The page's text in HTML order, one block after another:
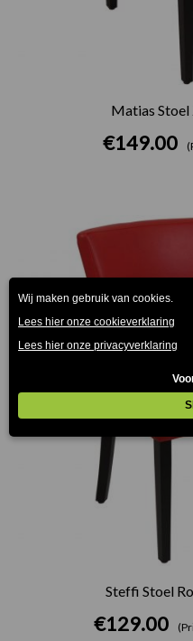
Matias Stoel
€149.00
Steffi Stoel
€129.00